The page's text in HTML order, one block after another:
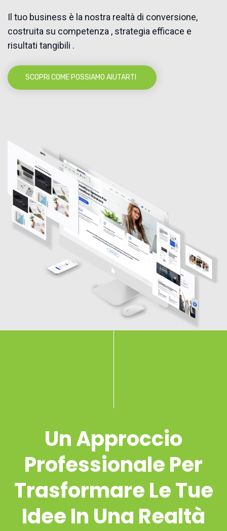
Il tuo business è la nostra realtà di conversione,
costruita su competenza , strategia efficace e
risultati tangibili .
SCOPRI COME POSSIAMO AIUTARTI
Un Approccio
Professionale Per
Trasformare Le Tue
Idee In Una Realtà